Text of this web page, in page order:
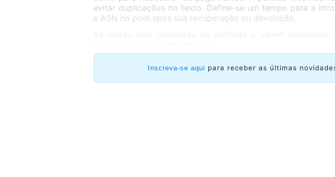
evitar duplicações no texto. Define-se um tempo para a
e ASN no pool após sua recuperação ou devolução.
Inscreva-se aqui para receber as últimas